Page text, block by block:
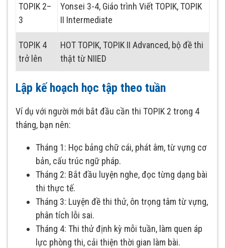
TOPIK 2–
3
Yonsei 3-4, Giáo trình Viết TOPIK, TOPIK
II Intermediate
TOPIK 4
trở lên
HOT TOPIK, TOPIK II Advanced, bộ đề thi
thật từ NIIED
Lập kế hoạch học tập theo tuần
Ví dụ với người mới bắt đầu cần thi TOPIK 2 trong 4
tháng, bạn nên:
Tháng 1: Học bảng chữ cái, phát âm, từ vựng cơ
bản, cấu trúc ngữ pháp.
Tháng 2: Bắt đầu luyện nghe, đọc từng dạng bài
thi thực tế.
Tháng 3: Luyện đề thi thử, ôn trọng tâm từ vựng,
phân tích lỗi sai.
Tháng 4: Thi thử định kỳ mỗi tuần, làm quen áp
lực phòng thi, cải thiện thời gian làm bài.